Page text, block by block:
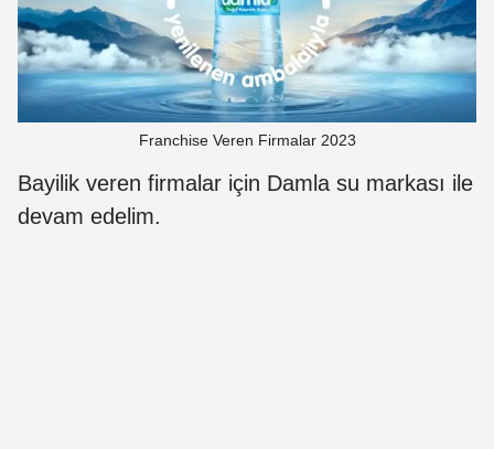
Franchise Veren Firmalar 2023
Bayilik veren firmalar için Damla su markası ile
devam edelim.